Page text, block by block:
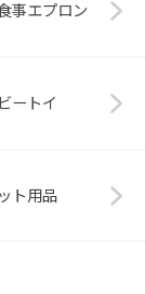
事エプロン
ートイ
ト用品